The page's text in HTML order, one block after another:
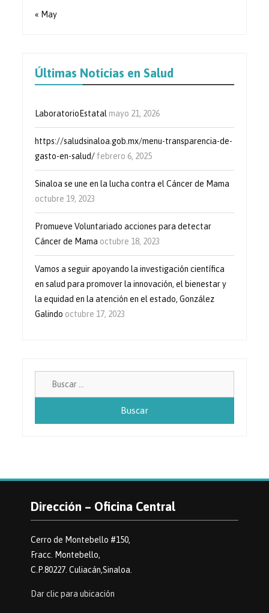
« May
Últimas Noticias en Salud
LaboratorioEstatal mayo 21, 2026
https://saludsinaloa.gob.mx/menu-transparencia-de-
gasto-en-salud/ febrero 6, 2025
Sinaloa se une en la lucha contra el Cáncer de Mama
octubre 19, 2023
Promueve Voluntariado acciones para detectar
Cáncer de Mama octubre 18, 2023
Vamos a seguir apoyando la investigación científica
en salud para promover la innovación, el bienestar y
la equidad en la atención en el estado, González
Galindo octubre 17, 2023
Dirección – Oficina Central
Cerro de Montebello #150,
Fracc. Montebello,
C.P.80227. Culiacán,Sinaloa.
Dar clic para ubicación